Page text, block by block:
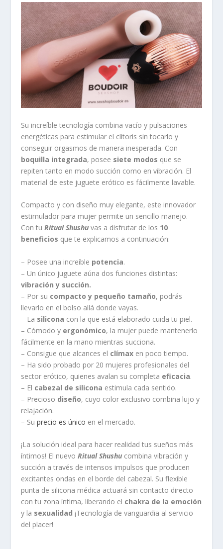
Su increíble tecnología combina vacío y pulsaciones
energéticas para estimular el clítoris sin tocarlo y
conseguir orgasmos de manera inesperada. Con
boquilla integrada, posee siete modos que se
repiten tanto en modo succión como en vibración. El
material de este juguete erótico es fácilmente lavable.
Compacto y con diseño muy elegante, este innovador
estimulador para mujer permite un sencillo manejo.
Con tuRitual Shushu vas a disfrutar de los 10
beneficios que te explicamos a continuación:
– Posee una increíble potencia.
– Un único juguete aúna dos funciones distintas:
vibración y succión.
– Por su compacto y pequeño tamaño, podrás
llevarlo en el bolso allá donde vayas.
– La silicona con la que está elaborado cuida tu piel.
– Cómodo y ergonómico, la mujer puede mantenerlo
fácilmente en la mano mientras succiona.
– Consigue que alcances el clímax en poco tiempo.
– Ha sido probado por 20 mujeres profesionales del
sector erótico, quienes avalan su completa eficacia.
– El cabezal de silicona estimula cada sentido.
– Precioso diseño, cuyo color exclusivo combina lujo y
relajación.
– Suprecio es único en el mercado.
¡La solución ideal para hacer realidad tus sueños más
íntimos! El nuevoRitual Shushu combina vibración y
succión a través de intensos impulsos que producen
excitantes ondas en el borde del cabezal. Su flexible
punta de silicona médica actuará sin contacto directo
con tu zona íntima, liberando el chakra de la emoción
y la sexualidad ¡Tecnología de vanguardia al servicio
del placer!